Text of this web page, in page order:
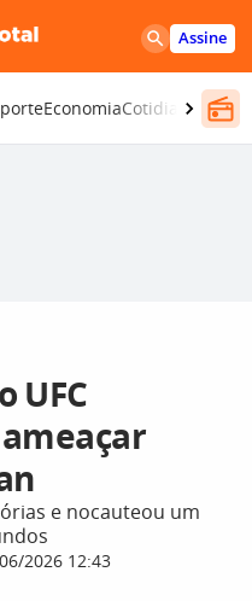
Assine
EconomiaCotidiano
UFC
e nocauteou um
2026 12:43